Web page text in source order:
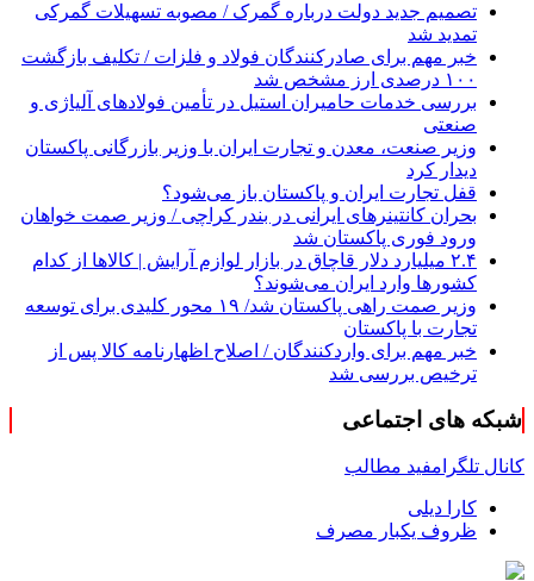
تصمیم جدید دولت درباره گمرک / مصوبه تسهیلات گمرکی
تمدید شد
خبر مهم برای صادرکنندگان فولاد و فلزات / تکلیف بازگشت
۱۰۰ درصدی ارز مشخص شد
بررسی خدمات حامیران استیل در تأمین فولادهای آلیاژی و
صنعتی
وزیر صنعت، معدن و تجارت ایران با وزیر بازرگانی پاکستان
دیدار کرد
قفل تجارت ایران و پاکستان باز می‌شود؟
بحران کانتینر‌های ایرانی در بندر کراچی / وزیر صمت خواهان
ورود فوری پاکستان شد
۲.۴ میلیارد دلار قاچاق در بازار لوازم آرایش | کالاها از کدام
کشورها وارد ایران می‌شوند؟
وزیر صمت راهی پاکستان شد/ ۱۹ محور کلیدی برای توسعه
تجارت با پاکستان
خبر مهم برای واردکنندگان / اصلاح اظهارنامه کالا پس از
ترخیص بررسی شد
شبکه های اجتماعی
کانال تلگرامفید مطالب
کارا دیلی
ظروف یکبار مصرف